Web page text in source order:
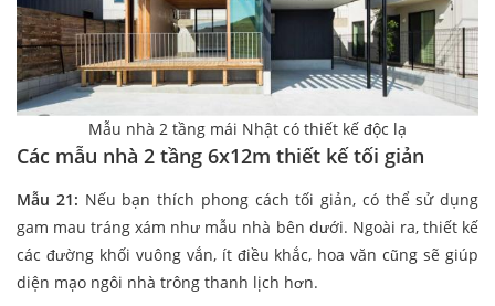
Mẫu nhà 2 tầng mái Nhật có thiết kế độc lạ
Các mẫu nhà 2 tầng 6x12m thiết kế tối giản
Mẫu 21: Nếu bạn thích phong cách tối giản, có thể sử dụng
gam mau tráng xám như mẫu nhà bên dưới. Ngoài ra, thiết kế
các đường khối vuông vắn, ít điều khắc, hoa văn cũng sẽ giúp
diện mạo ngôi nhà trông thanh lịch hơn.